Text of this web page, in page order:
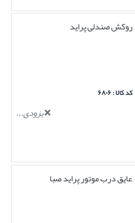
روکش صندلی پراید
کد کالا : ۶۸۰۶
بزودی...
عایق درب موتور پراید صبا